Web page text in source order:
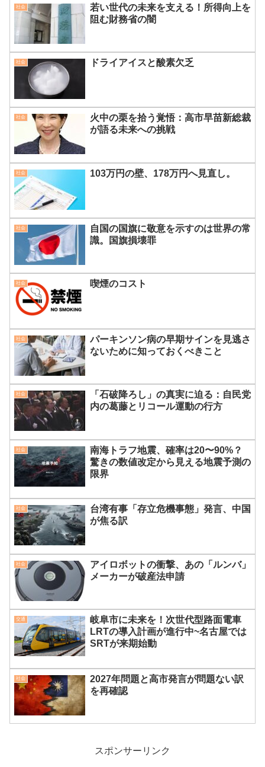
社会
若い世代の未来を支える！所得向上を
阻む財務省の闇
社会 ドライアイスと酸素欠乏
社会
火中の栗を拾う覚悟：高市早苗新総裁
が語る未来への挑戦
社会 103万円の壁、178万円へ見直し。
社会
自国の国旗に敬意を示すのは世界の常
識。国旗損壊罪
社会 喫煙のコスト
社会
パーキンソン病の早期サインを見逃さ
ないために知っておくべきこと
社会
「石破降ろし」の真実に迫る：自民党
内の葛藤とリコール運動の行方
社会
南海トラフ地震、確率は20〜90%？
驚きの数値改定から見える地震予測の
限界
社会
台湾有事「存立危機事態」発言、中国
が焦る訳
社会
アイロボットの衝撃、あの「ルンバ」
メーカーが破産法申請
交通
岐阜市に未来を！次世代型路面電車
LRTの導入計画が進行中~名古屋では
SRTが来期始動
社会
2027年問題と高市発言が問題ない訳
を再確認
スポンサーリンク